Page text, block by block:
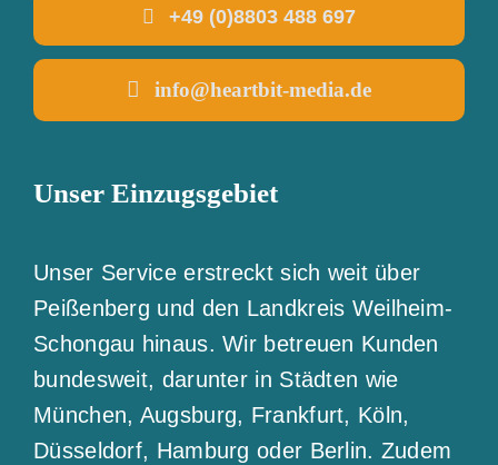
+49 (0)8803 488 697
info@heartbit-media.de
Unser Einzugsgebiet
Unser Service erstreckt sich weit über
Peißenberg und den Landkreis Weilheim-
Schongau hinaus. Wir betreuen Kunden
bundesweit, darunter in Städten wie
München, Augsburg, Frankfurt, Köln,
Düsseldorf, Hamburg oder Berlin. Zudem